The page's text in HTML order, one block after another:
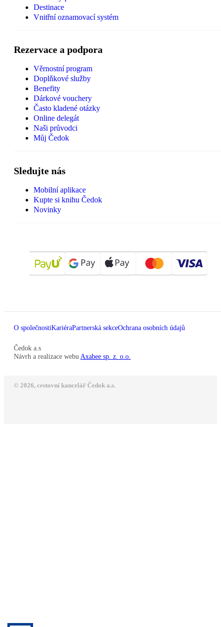
Destinace
Vnitřní oznamovací systém
Rezervace a podpora
Věrnostní program
Doplňkové služby
Benefity
Dárkové vouchery
Často kladené otázky
Online delegát
Naši průvodci
Můj Čedok
Sledujte nás
Mobilní aplikace
Kupte si knihu Čedok
Novinky
O společnostiKariéraPartnerská sekceOchrana osobních údajů
Čedok a.s
Návrh a realizace webu Axabee sp. z. o.o.
© 2026, cestovní kancelář Čedok a.s.